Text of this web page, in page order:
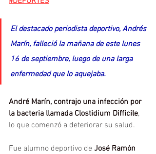
El destacado periodista deportivo, Andrés
Marín, falleció la mañana de este lunes
16 de septiembre, luego de una larga
enfermedad que lo aquejaba.
André Marín, contrajo una infección por
la bacteria llamada Clostidium Difficile,
lo que comenzó a deteriorar su salud.
Fue alumno deportivo de José Ramón